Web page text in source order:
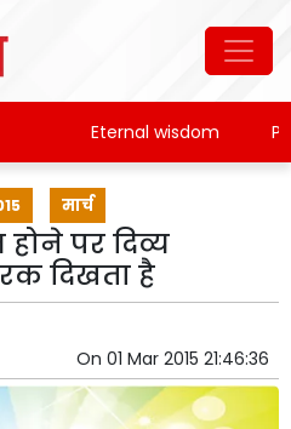
Eternal wisdom
मार्च
होने पर दिव्य
दिखता है
On 01 Mar 2015 21:46:36